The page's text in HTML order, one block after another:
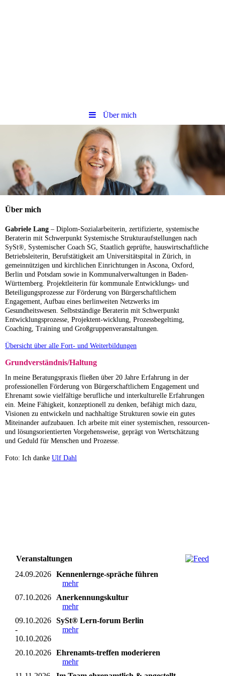
Über mich
Über mich
Gabriele Lang – Diplom-Sozialarbeiterin, zertifizierte, systemische
Beraterin mit Schwerpunkt Systemische Strukturaufstellungen nach
SySt®, Systemischer Coach SG, Staatlich geprüfte, hauswirtschaftliche
Betriebsleiterin, Berufstätigkeit am Universitätspital in Zürich, in
gemeinnützigen und kirchlichen Einrichtungen in Ascona, Oxford,
Berlin und Potsdam sowie in Kommunalverwaltungen in Baden-
Württemberg. Projektleiterin für kommunale Entwicklungs- und
Beteiligungsprozesse zur Förderung von Bürgerschaftlichem
Engagement, Aufbau eines berlinweiten Netzwerks im
Gesundheitswesen. Selbstständige Beraterin mit Schwerpunkt
Entwicklungsprozesse, Projektent-wicklung, Prozessbegeltimg,
Coaching, Training und Großgruppenveranstaltungen.
Übersicht über alle Fort- und Weiterbildungen
Grundverständnis/Haltung
In meine Beratungspraxis fließen über 20 Jahre Erfahrung in der
professionellen Förderung von Bürgerschaftlichem Engagement und
Ehrenamt sowie vielfältige berufliche und interkulturelle Erfahrungen
ein. Meine Fähigkeit, konzeptionell zu denken, befähigt mich dazu,
Visionen zu entwickeln und nachhaltige Strukturen sowie ein gutes
Miteinander aufzubauen. Ich arbeite mit einer systemischen, ressourcen-
und lösungsorientierten Vorgehensweise, geprägt von Wertschätzung
und Geduld für Menschen und Prozesse.
Foto: Ich danke Ulf Dahl
Veranstaltungen
24.09.2026 Kennenlernge-spräche führen
mehr
07.10.2026 Anerkennungskultur
mehr
09.10.2026
-
10.10.2026
SySt® Lern-forum Berlin
mehr
20.10.2026 Ehrenamts-treffen moderieren
mehr